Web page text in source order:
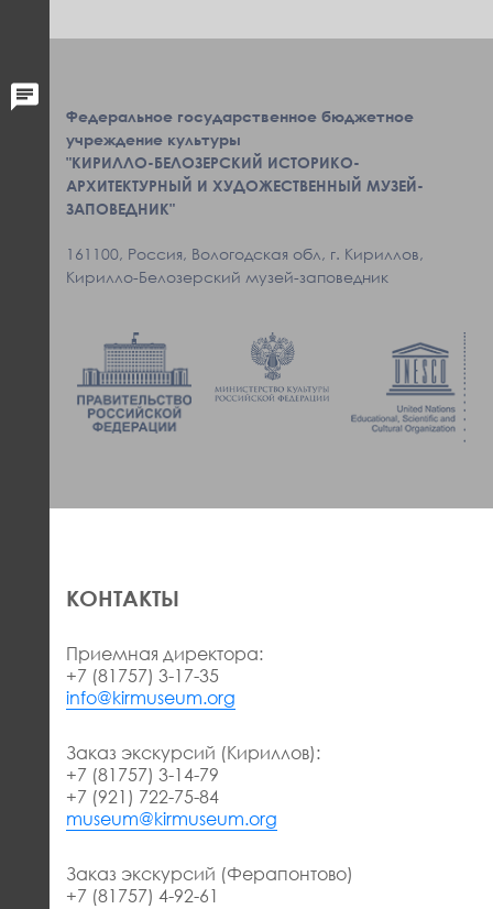
Федеральное государственное бюджетное
учреждение культуры
"КИРИЛЛО-БЕЛОЗЕРСКИЙ ИСТОРИКО-
АРХИТЕКТУРНЫЙ И ХУДОЖЕСТВЕННЫЙ МУЗЕЙ-
ЗАПОВЕДНИК"
161100, Россия, Вологодская обл, г. Кириллов,
Кирилло-Белозерский музей-заповедник
КОНТАКТЫ
Приемная директора:
+7 (81757) 3-17-35
info@kirmuseum.org
Заказ экскурсий (Кириллов):
+7 (81757) 3-14-79
+7 (921) 722-75-84
museum@kirmuseum.org
Заказ экскурсий (Ферапонтово)
+7 (81757) 4-92-61